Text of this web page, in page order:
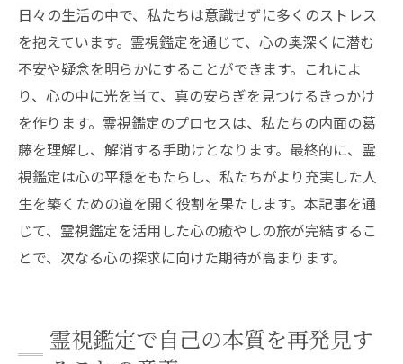
日々の生活の中で、私たちは意識せずに多くのストレス
を抱えています。霊視鑑定を通じて、心の奥深くに潜む
不安や疑念を明らかにすることができます。これによ
り、心の中に光を当て、真の安らぎを見つけるきっかけ
を作ります。霊視鑑定のプロセスは、私たちの内面の葛
藤を理解し、解消する手助けとなります。最終的に、霊
視鑑定は心の平穏をもたらし、私たちがより充実した人
生を築くための道を開く役割を果たします。本記事を通
じて、霊視鑑定を活用した心の癒やしの旅が完結するこ
とで、次なる心の探求に向けた期待が高まります。
霊視鑑定で自己の本質を再発見す